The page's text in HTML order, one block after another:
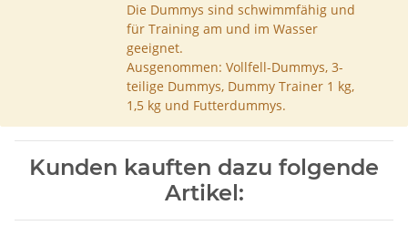
Die Dummys sind schwimmfähig und
für Training am und im Wasser
geeignet.
Ausgenommen: Vollfell-Dummys, 3-
teilige Dummys, Dummy Trainer 1 kg,
1,5 kg und Futterdummys.
Kunden kauften dazu folgende
Artikel: